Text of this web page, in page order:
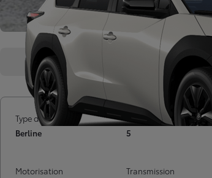
Présentation Caractéristiques
Type de voiture
Berline
Nombre de portes
5
Motorisation
Transmission